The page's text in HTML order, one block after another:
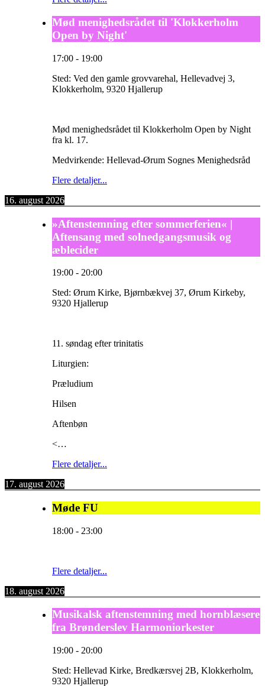
Mød menighedsrådet til 'Klokkerholm
Open by Night'
17:00 - 19:00
Sted: Ved den gamle grovvarehal, Hellevadvej 3,
Klokkerholm, 9320 Hjallerup
Mød menighedsrådet til Klokkerholm Open by Night
fra kl. 17.
Medvirkende: Hellevad-Ørum Sognes Menighedsråd
Flere detaljer...
16. august 2026
»Aftenstemning efter sommerferien« |
Aftensang med solnedgangsmusik og
æblecider
19:00 - 20:00
Sted: Ørum Kirke, Bjørnbækvej 37, Ørum Kirkeby,
9320 Hjallerup
11. søndag efter trinitatis
Liturgien:
Præludium
Hilsen
Aftenbøn
<…
Flere detaljer...
17. august 2026
Møde FU
18:00 - 23:00
Flere detaljer...
18. august 2026
Musikalsk aftenstemning med hornblæsere
fra Brønderslev Harmoniorkester
19:00 - 20:00
Sted: Hellevad Kirke, Bredkærsvej 2B, Klokkerholm,
9320 Hjallerup